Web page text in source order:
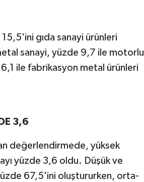
15,5'ini gıda sanayi ürünleri
sanayi, yüzde 9,7 ile motorlu
ile fabrikasyon metal ürünleri
3,6
değerlendirmede, yüksek
yüzde 3,6 oldu. Düşük ve
67,5'ini oluştururken, orta-